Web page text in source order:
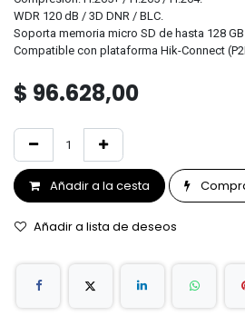
WDR 120 dB / 3D DNR / BLC.
Soporta memoria micro SD de hasta 128
Compatible con plataforma Hik-Connect
$ 96.628,00
Añadir a la cesta
Añadir a lista de deseos